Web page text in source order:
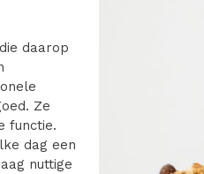
daarop
Ze
functie.
dag een
nuttige